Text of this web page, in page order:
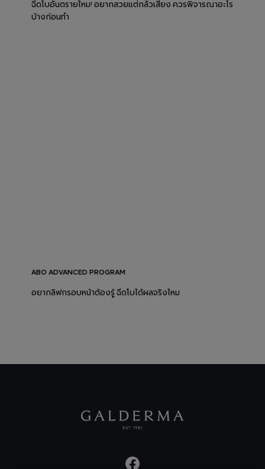
ฉีดโบอันตรายไหม! อยากสวยแต่กลัวเสี่ยง ควรพิจารณาอะไร
บ้างก่อนทำ
ABO ADVANCED PROGRAM
อยากลิฟกรอบหน้าต้องรู้ ฉีดโบได้ผลจริงไหม